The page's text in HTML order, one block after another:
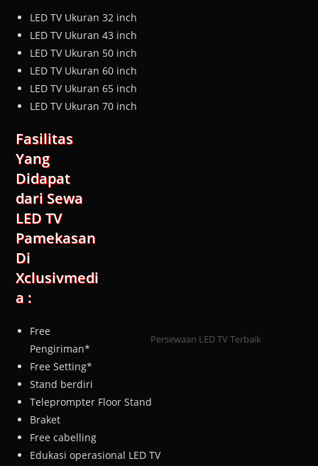
LED TV Ukuran 32 inch
LED TV Ukuran 43 inch
LED TV Ukuran 50 inch
LED TV Ukuran 60 inch
LED TV Ukuran 65 inch
LED TV Ukuran 70 inch
Persewaan LED TV Terbaik
Fasilitas
Yang
Didapat
dari Sewa
LED TV
Pamekasan
Di
Xclusivmedi
a :
Free
Pengiriman*
Free Setting*
Stand berdiri
Teleprompter Floor Stand
Braket
Free cabelling
Edukasi operasional LED TV